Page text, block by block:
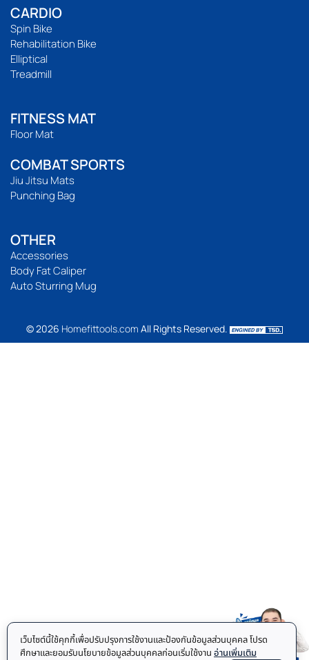
CARDIO
Spin Bike
Rehabilitation Bike
Elliptical
Treadmill
FITNESS MAT
Floor Mat
COMBAT SPORTS
Jiu Jitsu Mats
Punching Bag
OTHER
Accessories
Body Fat Caliper
Auto Sturring Mug
© 2026 Homefittools.com All Rights Reserved.
เว็บไซต์นี้ใช้คุกกี้เพื่อปรับปรุงการใช้งานและป้องกันข้อมูลส่วนบุคคล โปรด
ศึกษาและยอมรับนโยบายข้อมูลส่วนบุคคลก่อนเริ่มใช้งาน อ่านเพิ่มเติม